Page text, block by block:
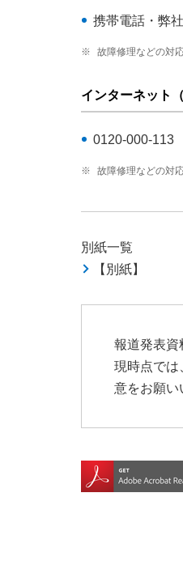
携帯電話・弊
※ 故障修理などの対
インターネット
0120-000-113
※ 故障修理などの対
別紙一覧
【別紙】
報道発表資
現時点では
意をお願い